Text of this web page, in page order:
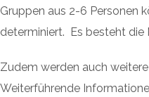
Gruppen aus 2-6 Personen
determiniert. Es besteht die
Zudem werden auch
Weiterführende